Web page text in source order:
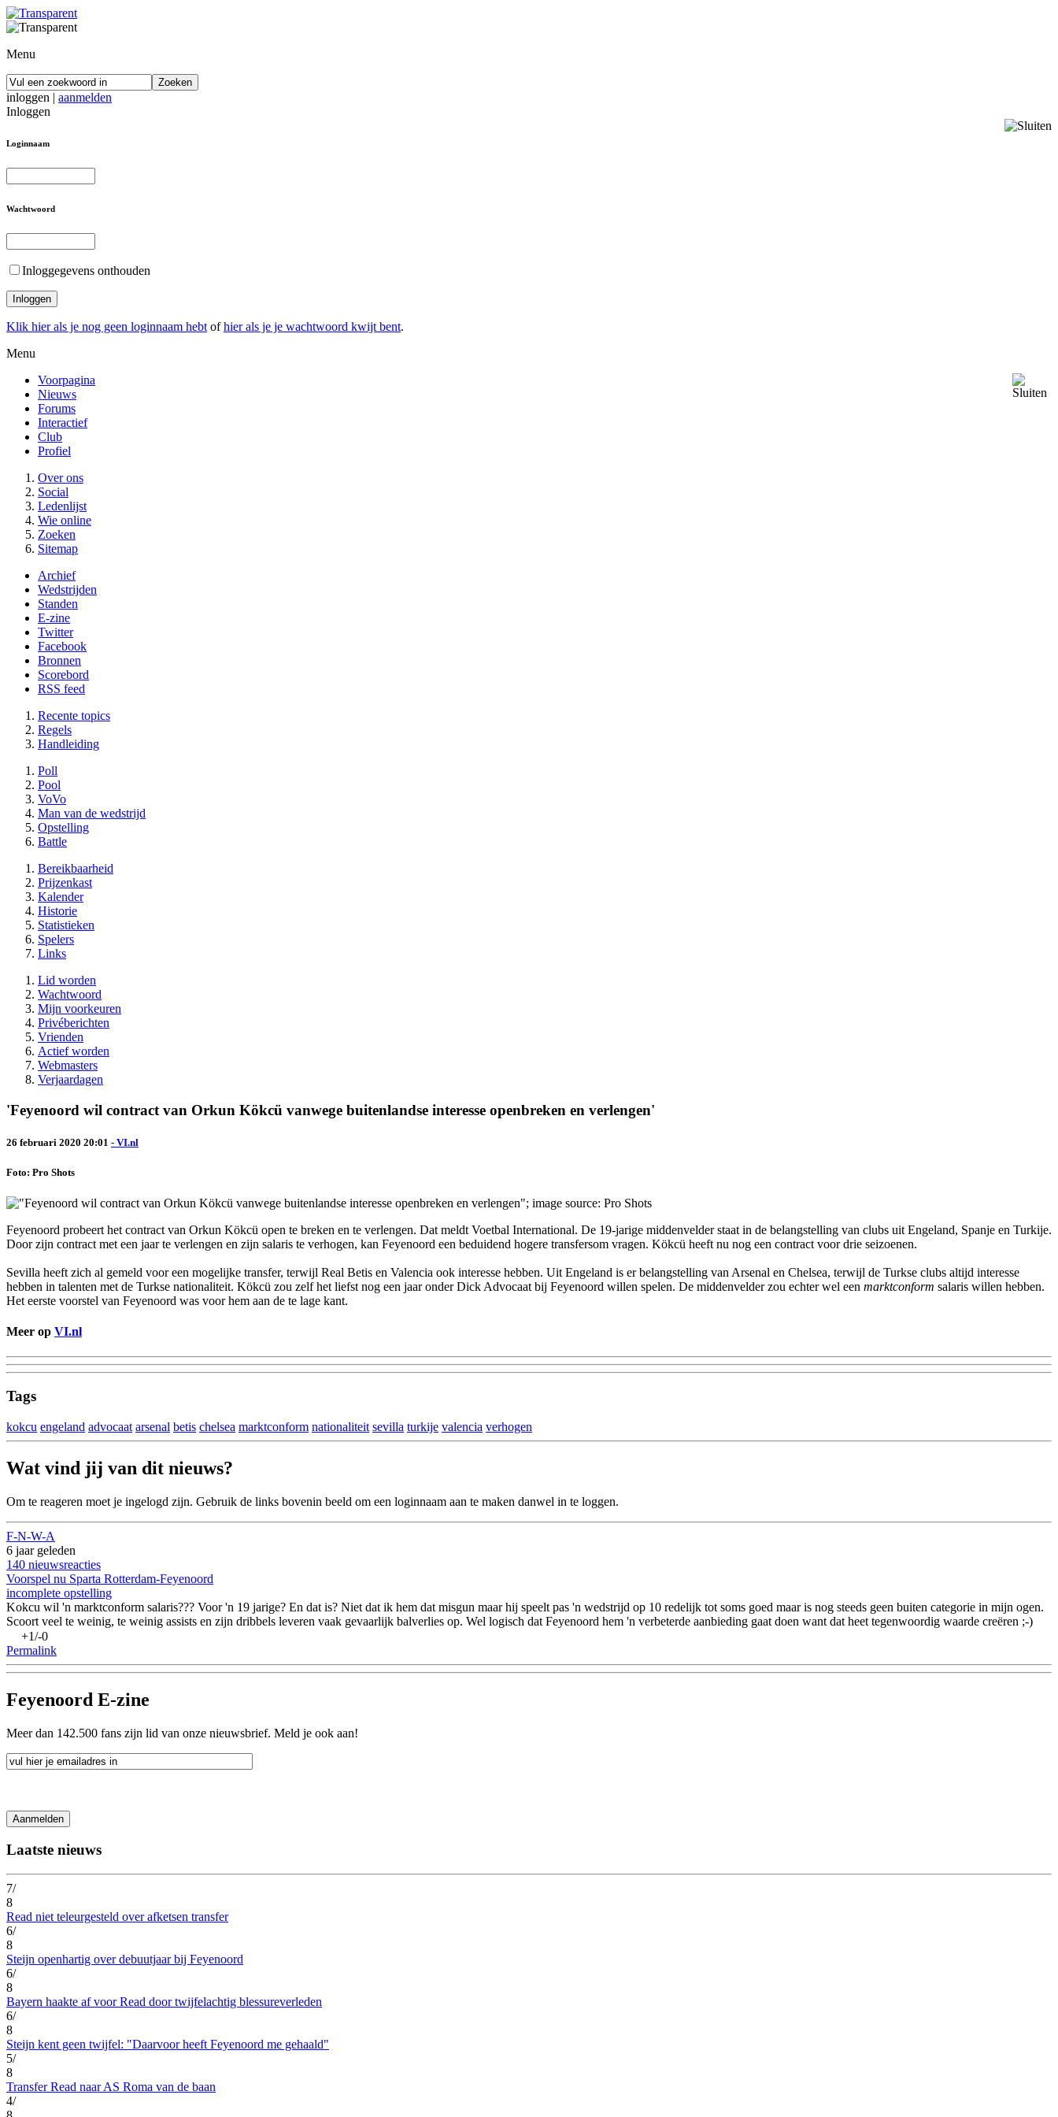
Menu
inloggen | aanmelden
Inloggen
Loginnaam
Wachtwoord
Inloggegevens onthouden
Klik hier als je nog geen loginnaam hebt ofhier als je je wachtwoord kwijt bent.
Menu
Voorpagina
Nieuws
Forums
Interactief
Club
Profiel
Over ons
Social
Ledenlijst
Wie online
Zoeken
Sitemap
Archief
Wedstrijden
Standen
E-zine
Twitter
Facebook
Bronnen
Scorebord
RSS feed
Recente topics
Regels
Handleiding
Poll
Pool
VoVo
Man van de wedstrijd
Opstelling
Battle
Bereikbaarheid
Prijzenkast
Kalender
Historie
Statistieken
Spelers
Links
Lid worden
Wachtwoord
Mijn voorkeuren
Privéberichten
Vrienden
Actief worden
Webmasters
Verjaardagen
'Feyenoord wil contract van Orkun Kökcü vanwege buitenlandse interesse openbreken en verlengen'
26 februari 2020 20:01 - VI.nl
Foto: Pro Shots
Feyenoord probeert het contract van Orkun Kökcü open te breken en te verlengen. Dat meldt Voetbal International. De 19-jarige middenvelder staat in de belangstelling van clubs uit Engeland, Spanje en Turkije.
Door zijn contract met een jaar te verlengen en zijn salaris te verhogen, kan Feyenoord een beduidend hogere transfersom vragen. Kökcü heeft nu nog een contract voor drie seizoenen.
Sevilla heeft zich al gemeld voor een mogelijke transfer, terwijl Real Betis en Valencia ook interesse hebben. Uit Engeland is er belangstelling van Arsenal en Chelsea, terwijl de Turkse clubs altijd interesse
hebben in talenten met de Turkse nationaliteit. Kökcü zou zelf het liefst nog een jaar onder Dick Advocaat bij Feyenoord willen spelen. De middenvelder zou echter wel een marktconform salaris willen hebben.
Het eerste voorstel van Feyenoord was voor hem aan de te lage kant.
Meer op VI.nl
Tags
kokcu engeland advocaat arsenal betis chelsea marktconform nationaliteit sevilla turkije valencia verhogen
Wat vind jij van dit nieuws?
Om te reageren moet je ingelogd zijn. Gebruik de links bovenin beeld om een loginnaam aan te maken danwel in te loggen.
F-N-W-A
6 jaargeleden
140 nieuwsreacties
Voorspel nu Sparta Rotterdam-Feyenoord
incomplete opstelling
Kokcu wil 'n marktconform salaris??? Voor 'n 19 jarige? En dat is? Niet dat ik hem dat misgun maar hij speelt pas 'n wedstrijd op 10 redelijk tot soms goed maar is nog steeds geen buiten categorie in mijn ogen.
Scoort veel te weinig, te weinig assists en zijn dribbels leveren vaak gevaarlijk balverlies op. Wel logisch dat Feyenoord hem 'n verbeterde aanbieding gaat doen want dat heet tegenwoordig waarde creëren ;-)
+1/-0
Permalink
Feyenoord E-zine
Meer dan 142.500 fans zijn lid van onze nieuwsbrief. Meld je ook aan!
Laatste nieuws
7/
8
Read niet teleurgesteld over afketsen transfer
6/
8
Steijn openhartig over debuutjaar bij Feyenoord
6/
8
Bayern haakte af voor Read door twijfelachtig blessureverleden
6/
8
Steijn kent geen twijfel: "Daarvoor heeft Feyenoord me gehaald"
5/
8
Transfer Read naar AS Roma van de baan
4/